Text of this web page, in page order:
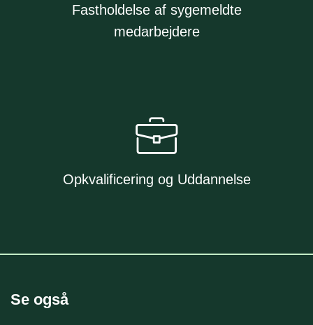
Fastholdelse af sygemeldte
medarbejdere
Opkvalificering og Uddannelse
Se også